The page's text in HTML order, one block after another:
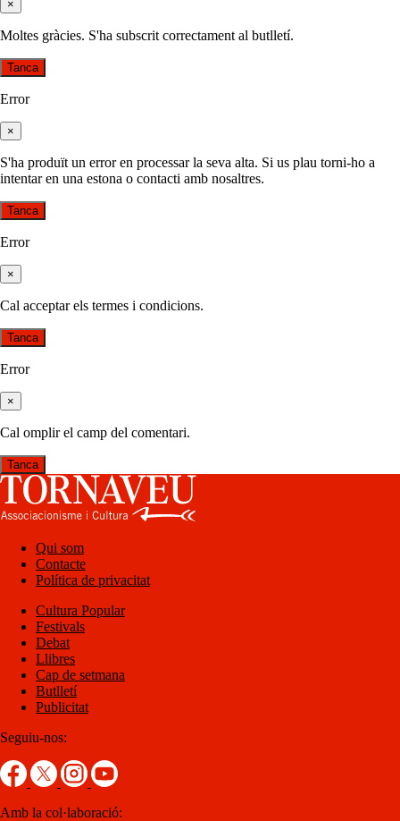
×
Moltes gràcies. S'ha subscrit correctament al butlletí.
Tanca
Error
×
S'ha produït un error en processar la seva alta. Si us plau torni-ho a
intentar en una estona o contacti amb nosaltres.
Tanca
Error
×
Cal acceptar els termes i condicions.
Tanca
Error
×
Cal omplir el camp del comentari.
Tanca
Qui som
Contacte
Política de privacitat
Cultura Popular
Festivals
Debat
Llibres
Cap de setmana
Butlletí
Publicitat
Seguiu-nos:
Amb la col·laboració: